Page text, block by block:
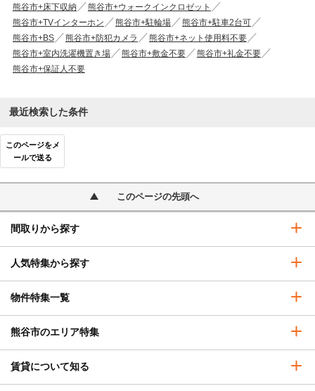
熊谷市+床下収納
熊谷市+ウォークインクロゼット
熊谷市+TVインターホン
熊谷市+駐輪場
熊谷市+駐車2台可
熊谷市+BS
熊谷市+防犯カメラ
熊谷市+ネット使用料不要
熊谷市+室内洗濯機置き場
熊谷市+敷金不要
熊谷市+礼金不要
熊谷市+保証人不要
最近検索した条件
このページをメ
ールで送る
このページの先頭へ
間取りから探す
人気特集から探す
物件特集一覧
熊谷市のエリア特集
賃貸について知る